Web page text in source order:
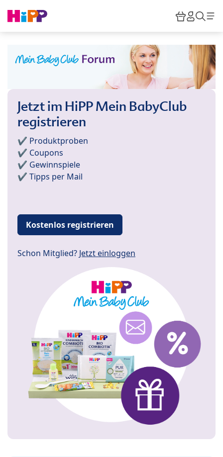
HiPP
Jetzt im HiPP Mein BabyClub
registrieren
✔️ Produktproben
✔️ Coupons
✔️ Gewinnspiele
✔️ Tipps per Mail
Kostenlos registrieren
Schon Mitglied? Jetzt einloggen